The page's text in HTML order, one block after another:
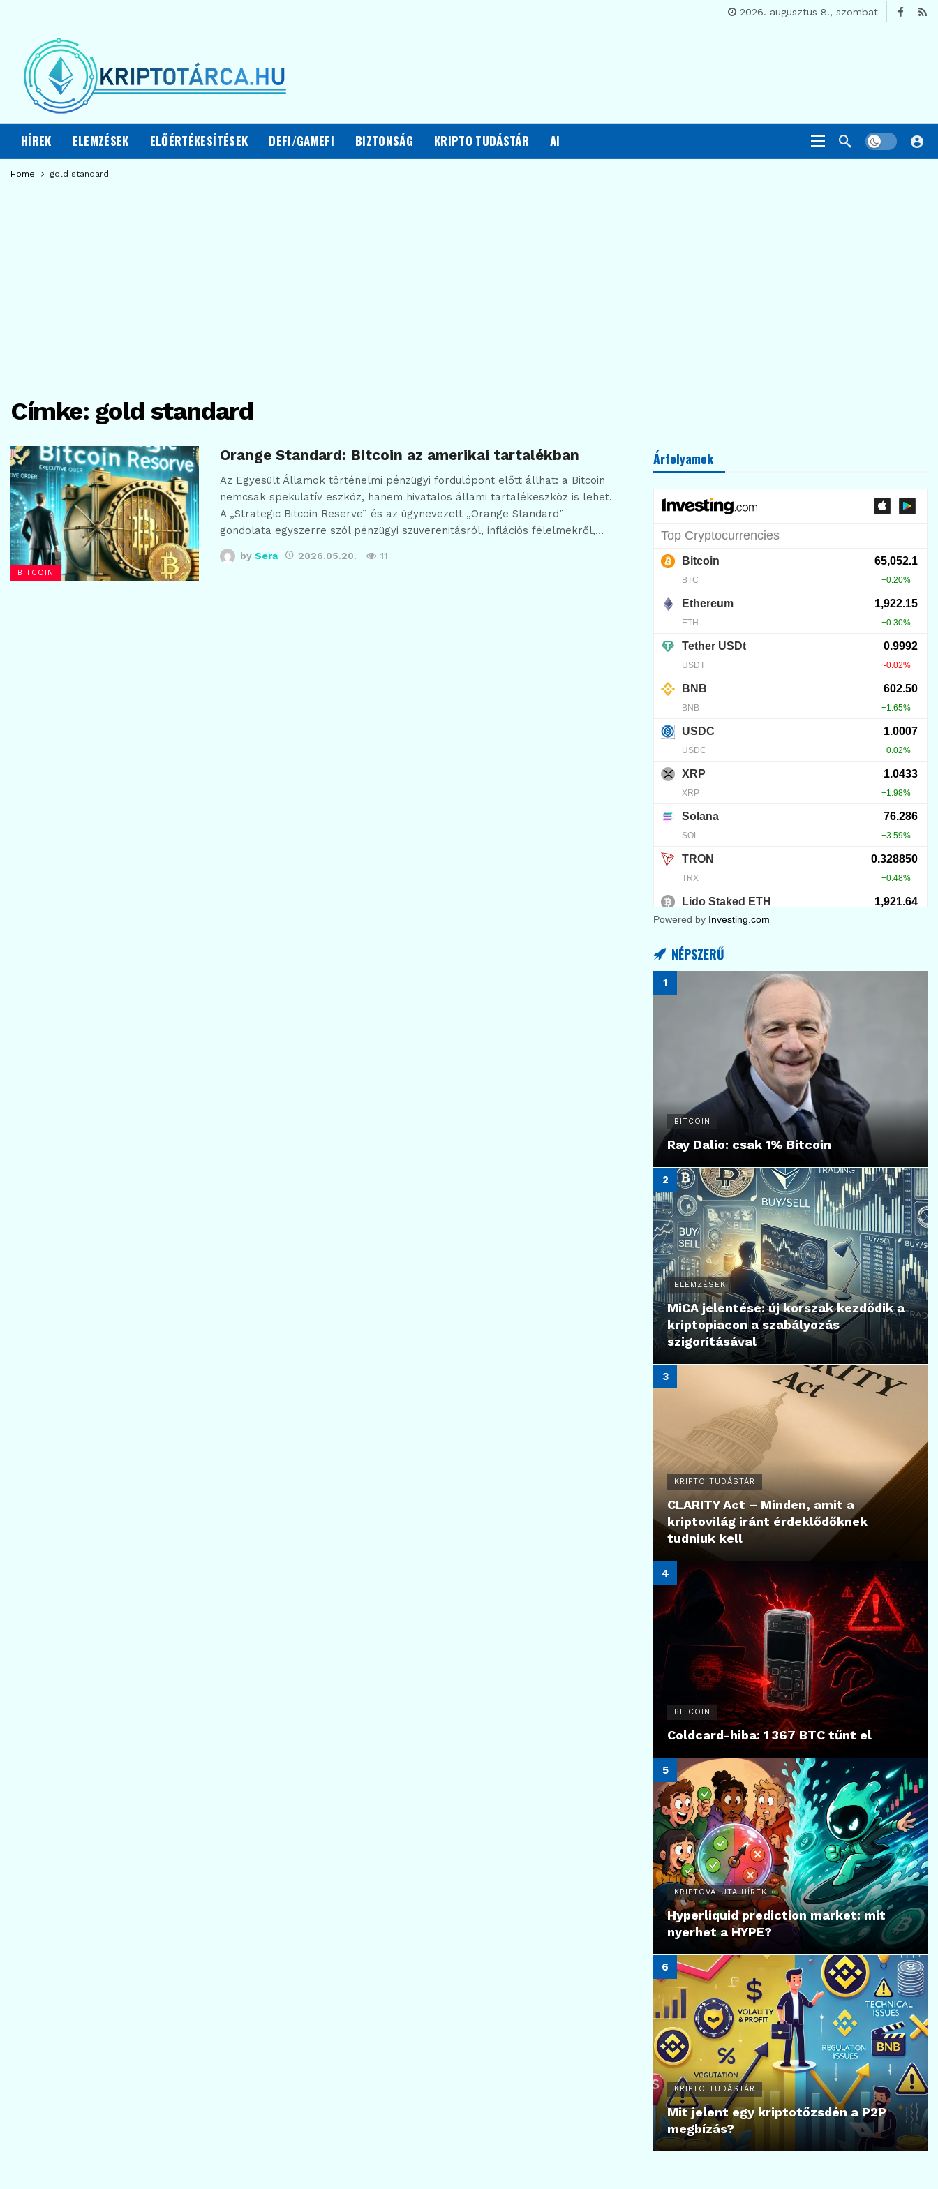
2026. augusztus 8., szombat
HÍREK ELEMZÉSEK ELŐÉRTÉKESÍTÉSEK DEFI/GAMEFI BIZTONSÁG KRIPTO TUDÁSTÁR AI
Home gold standard
Címke: gold standard
BITCOIN
Orange Standard: Bitcoin az amerikai tartalékban
Az Egyesült Államok történelmi pénzügyi fordulópont előtt állhat: a Bitcoin
nemcsak spekulatív eszköz, hanem hivatalos állami tartalékeszköz is lehet.
A „Strategic Bitcoin Reserve” és az úgynevezett „Orange Standard”
gondolata egyszerre szól pénzügyi szuverenitásról, inflációs félelmekről,…
by Sera 2026.05.20. 11
Árfolyamok
Powered by Investing.com
NÉPSZERŰ
BITCOIN
Ray Dalio: csak 1% Bitcoin
ELEMZÉSEK
MiCA jelentése: új korszak kezdődik a
kriptopiacon a szabályozás
szigorításával
KRIPTO TUDÁSTÁR
CLARITY Act – Minden, amit a
kriptovilág iránt érdeklődőknek
tudniuk kell
BITCOIN
Coldcard-hiba: 1 367 BTC tűnt el
KRIPTOVALUTA HÍREK
Hyperliquid prediction market: mit
nyerhet a HYPE?
KRIPTO TUDÁSTÁR
Mit jelent egy kriptotőzsdén a P2P
megbízás?